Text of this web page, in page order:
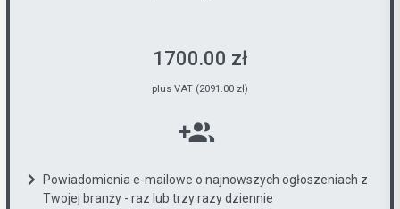
1700.00 zł
plus VAT (2091.00 zł)
Powiadomienia e-mailowe o najnowszych ogłoszeniach z
Twojej branży - raz lub trzy razy dziennie